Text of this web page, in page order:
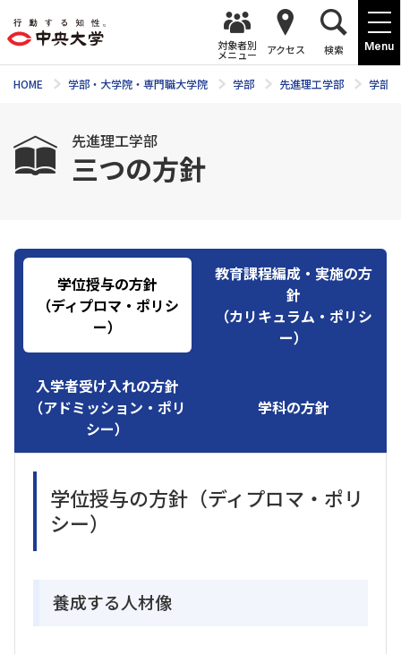
Menu
対象者別
メニュー アクセス 検索
HOME 学部・大学院・専門職大学院 学部 先進理工学部 学部
先進理工学部
三つの方針
学位授与の方針
（ディプロマ・ポリシ
ー）
教育課程編成・実施の方
針
（カリキュラム・ポリシ
ー）
入学者受け入れの方針
（アドミッション・ポリ
シー）
学科の方針
学位授与の方針（ディプロマ・ポリ
シー）
養成する人材像